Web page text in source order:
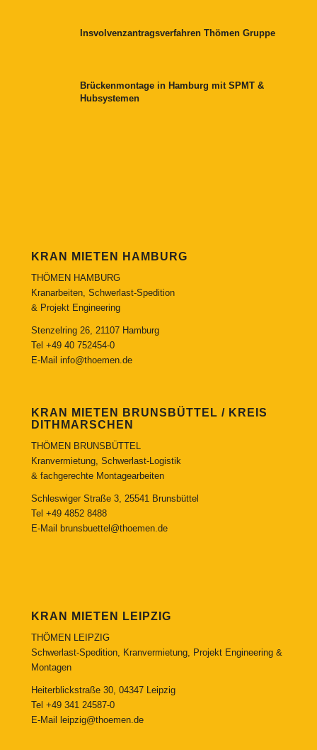
Insvolvenzantragsverfahren Thömen Gruppe
Brückenmontage in Hamburg mit SPMT &
Hubsystemen
KRAN MIETEN HAMBURG
THÖMEN HAMBURG
Kranarbeiten, Schwerlast-Spedition
& Projekt Engineering
Stenzelring 26, 21107 Hamburg
Tel +49 40 752454-0
E-Mail info@thoemen.de
KRAN MIETEN BRUNSBÜTTEL / KREIS
DITHMARSCHEN
THÖMEN BRUNSBÜTTEL
Kranvermietung, Schwerlast-Logistik
& fachgerechte Montagearbeiten
Schleswiger Straße 3, 25541 Brunsbüttel
Tel +49 4852 8488
E-Mail
brunsbuettel@thoemen.de
KRAN MIETEN LEIPZIG
THÖMEN LEIPZIG
Schwerlast-Spedition, Kranvermietung, Projekt Engineering &
Montagen
Heiterblickstraße 30, 04347 Leipzig
Tel +49 341 24587-0
E-Mail leipzig@thoemen.de